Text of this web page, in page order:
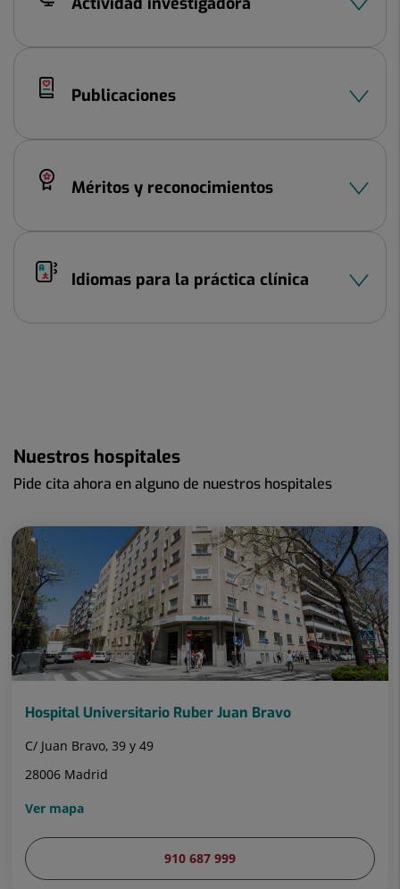
Publicaciones
Méritos y reconocimientos
Idiomas para la práctica clínica
Nuestros hospitales
Pide cita ahora en alguno de nuestros hospitales
Hospital Universitario Ruber Juan Bravo
C/ Juan Bravo, 39 y 49
28006 Madrid
Ver mapa
910 687 999